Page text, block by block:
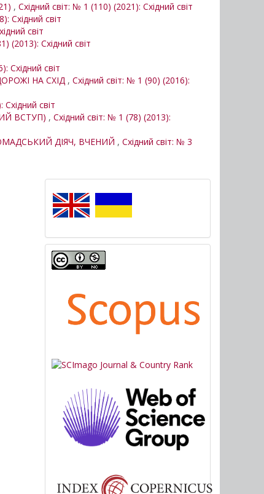
, Східний світ: № 1 (110) (2021): Східний світ
Східний світ
світ
(2013): Східний світ
Східний світ
НА СХІД , Східний світ: № 1 (90) (2016):
світ
ВСТУП) , Східний світ: № 1 (78) (2013):
ДІЯЧ, ВЧЕНИЙ , Східний світ: № 3